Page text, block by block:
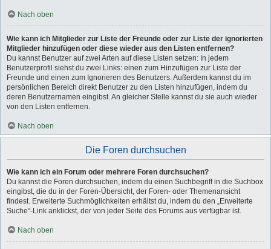
Nach oben
Wie kann ich Mitglieder zur Liste der Freunde oder zur Liste der ignorierten
Mitglieder hinzufügen oder diese wieder aus den Listen entfernen?
Du kannst Benutzer auf zwei Arten auf diese Listen setzen: In jedem
Benutzerprofil siehst du zwei Links: einen zum Hinzufügen zur Liste der
Freunde und einen zum Ignorieren des Benutzers. Außerdem kannst du im
persönlichen Bereich direkt Benutzer zu den Listen hinzufügen, indem du
deren Benutzernamen eingibst. An gleicher Stelle kannst du sie auch wieder
von den Listen entfernen.
Nach oben
Die Foren durchsuchen
Wie kann ich ein Forum oder mehrere Foren durchsuchen?
Du kannst die Foren durchsuchen, indem du einen Suchbegriff in die Suchbox
eingibst, die du in der Foren-Übersicht, der Foren- oder Themenansicht
findest. Erweiterte Suchmöglichkeiten erhältst du, indem du den „Erweiterte
Suche“-Link anklickst, der von jeder Seite des Forums aus verfügbar ist.
Nach oben